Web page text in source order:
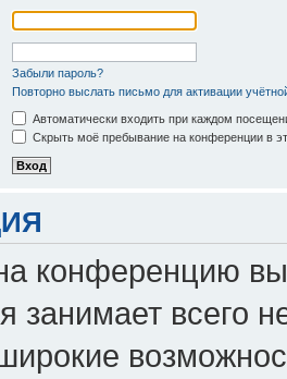
Забыли пароль?
Повторно выслать письмо для активации
Автоматически входить при каждом
Скрыть моё пребывание на конференции в
конференцию
занимает всего